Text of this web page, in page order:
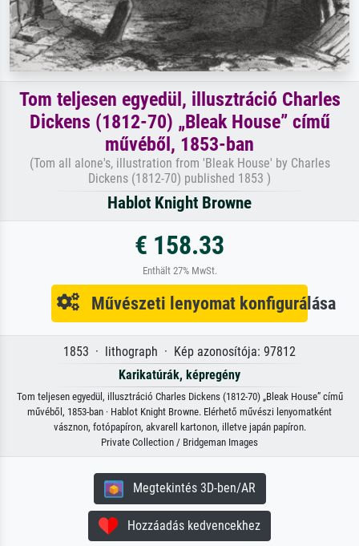
Tom teljesen egyedül, illusztráció Charles
Dickens (1812-70) „Bleak House” című
művéből, 1853-ban
(Tom all alone's, illustration from 'Bleak House' by Charles
Dickens (1812-70) published 1853 )
Hablot Knight Browne
€ 158.33
Enthält 27% MwSt.
Művészeti lenyomat konfigurálása
1853 · lithograph · Kép azonosítója: 97812
Karikatúrák, képregény
Tom teljesen egyedül, illusztráció Charles Dickens (1812-70) „Bleak House” című
művéből, 1853-ban · Hablot Knight Browne. Elérhető művészi lenyomatként
vásznon, fotópapíron, akvarell kartonon, illetve japán papíron.
Private Collection / Bridgeman Images
Megtekintés 3D-ben/AR
Hozzáadás kedvencekhez